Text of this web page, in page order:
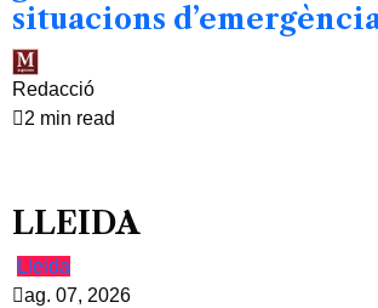
situacions
Redacció
2 min read
LLEIDA
Lleida
ag. 07, 2026